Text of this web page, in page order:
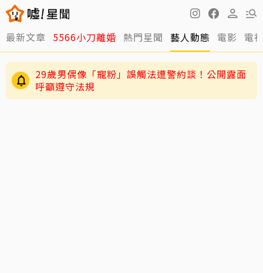
最新文章 5566小刀離婚 熱門星聞 藝人動態 電影 電
29歲男偶像「寵粉」誤觸法遭警約談！公開露面
呼籲遵守法規